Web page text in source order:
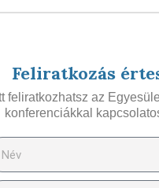
Feliratkozás
feliratkozhatsz az
konferenciákkal